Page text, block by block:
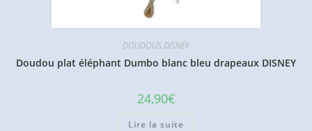
DOUDOUS DISNEY
Doudou plat éléphant Dumbo blanc bleu drapeaux DISNEY
24,90€
Lire la suite